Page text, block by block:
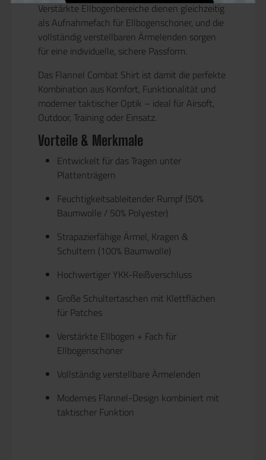
Verstärkte Ellbogenbereiche dienen gleichzeitig
als Aufnahmefach für Ellbogenschoner, und die
vollständig verstellbaren Ärmelenden sorgen
für eine individuelle, sichere Passform.
Das Flannel Combat Shirt ist damit die perfekte
Kombination aus Komfort, Funktionalität und
moderner taktischer Optik – ideal für Airsoft,
Outdoor, Training oder Einsatz.
Vorteile & Merkmale
Entwickelt für das Tragen unter
Plattenträgern
Feuchtigkeitsableitender Rumpf (50%
Baumwolle / 50% Polyester)
Strapazierfähige Ärmel, Kragen &
Schultern (100% Baumwolle)
Hochwertiger YKK-Reißverschluss
Große Schultertaschen mit Klettflächen
für Patches
Verstärkte Ellbogen + Fach für
Ellbogenschoner
Vollständig verstellbare Ärmelenden
Modernes Flannel-Design kombiniert mit
taktischer Funktion